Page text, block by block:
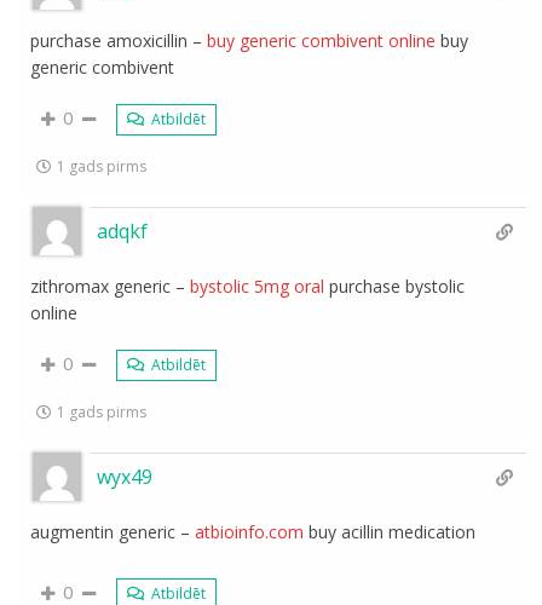
purchase amoxicillin –buy generic combivent online buy
generic combivent
0 Atbildēt
1 gads pirms
adqkf
zithromax generic –bystolic 5mg oral purchase bystolic
online
0 Atbildēt
1 gads pirms
wyx49
augmentin generic –atbioinfo.com buy acillin medication
0 Atbildēt